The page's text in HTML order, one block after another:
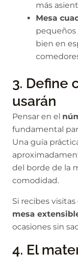
más
Mesa
pequeños
bien en
3. Define
usarán
Pensar en el
fundamental
Una guía
del borde de la
comodidad.
Si recibes
mesa
ocasiones sin
4. El